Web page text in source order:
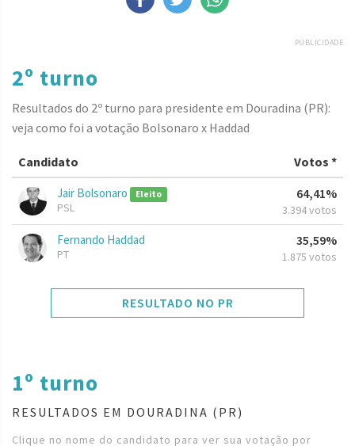
PUBLICIDADE
2º turno
Resultados do 2º turno para presidente em Douradina (PR):
veja como foi a votação Bolsonaro x Haddad
Candidato Votos *
Jair Bolsonaro Eleito
PSL
64,41%
3.394 votos
Fernando Haddad
PT
35,59%
1.875 votos
RESULTADO NO PR
1º turno
RESULTADOS EM DOURADINA (PR)
Clique no nome do candidato para ver sua votação por